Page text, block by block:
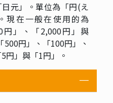
元」。單位為「円(え
現在一般在使用的為
円」、「2,000円」與
500円」、「100円」、
円」與「1円」。